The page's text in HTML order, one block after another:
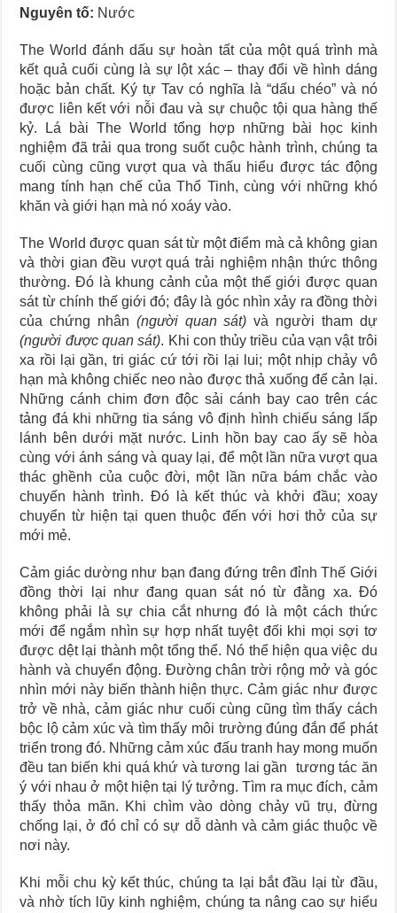
Nguyên tố: Nước
The World đánh dấu sự hoàn tất của một quá trình mà
kết quả cuối cùng là sự lột xác – thay đổi về hình dáng
hoặc bản chất. Ký tự Tav có nghĩa là “dấu chéo” và nó
được liên kết với nỗi đau và sự chuộc tội qua hàng thế
kỷ. Lá bài The World tổng hợp những bài học kinh
nghiệm đã trải qua trong suốt cuộc hành trình, chúng ta
cuối cùng cũng vượt qua và thấu hiểu được tác động
mang tính hạn chế của Thổ Tinh, cùng với những khó
khăn và giới hạn mà nó xoáy vào.
The World được quan sát từ một điểm mà cả không gian
và thời gian đều vượt quá trải nghiệm nhận thức thông
thường. Đó là khung cảnh của một thế giới được quan
sát từ chính thế giới đó; đây là góc nhìn xảy ra đồng thời
của chứng nhân (người quan sát)và người tham dự
(người được quan sát). Khi con thủy triều của vạn vật trôi
xa rồi lại gần, tri giác cứ tới rồi lại lui; một nhịp chảy vô
hạn mà không chiếc neo nào được thả xuống để cản lại.
Những cánh chim đơn độc sải cánh bay cao trên các
tảng đá khi những tia sáng vô định hình chiếu sáng lấp
lánh bên dưới mặt nước. Linh hồn bay cao ấy sẽ hòa
cùng với ánh sáng và quay lại, để một lần nữa vượt qua
thác ghềnh của cuộc đời, một lần nữa bám chắc vào
chuyến hành trình. Đó là kết thúc và khởi đầu; xoay
chuyển từ hiện tại quen thuộc đến với hơi thở của sự
mới mẻ.
Cảm giác dường như bạn đang đứng trên đỉnh Thế Giới
đồng thời lại như đang quan sát nó từ đằng xa. Đó
không phải là sự chia cắt nhưng đó là một cách thức
mới để ngắm nhìn sự hợp nhất tuyệt đối khi mọi sợi tơ
được dệt lại thành một tổng thể. Nó thể hiện qua việc du
hành và chuyển động. Đường chân trời rộng mở và góc
nhìn mới này biến thành hiện thực. Cảm giác như được
trở về nhà, cảm giác như cuối cùng cũng tìm thấy cách
bộc lộ cảm xúc và tìm thấy môi trường đúng đắn để phát
triển trong đó. Những cảm xúc đấu tranh hay mong muốn
đều tan biến khi quá khứ và tương lai gần tương tác ăn
ý với nhau ở một hiện tại lý tưởng. Tìm ra mục đích, cảm
thấy thỏa mãn. Khi chìm vào dòng chảy vũ trụ, đừng
chống lại, ở đó chỉ có sự dỗ dành và cảm giác thuộc về
nơi này.
Khi mỗi chu kỳ kết thúc, chúng ta lại bắt đầu lại từ đầu,
và nhờ tích lũy kinh nghiệm, chúng ta nâng cao sự hiểu